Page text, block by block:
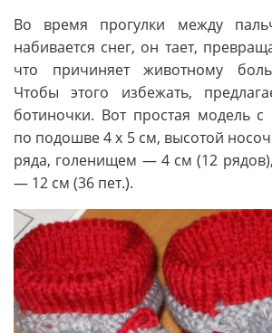
Во время прогулки между
набивается снег, он тает,
что причиняет животному
Чтобы этого избежать,
ботиночки. Вот простая модель
по подошве 4 х 5 см, высотой
ряда, голенищем — 4 см (12
— 12 см (36 пет.).